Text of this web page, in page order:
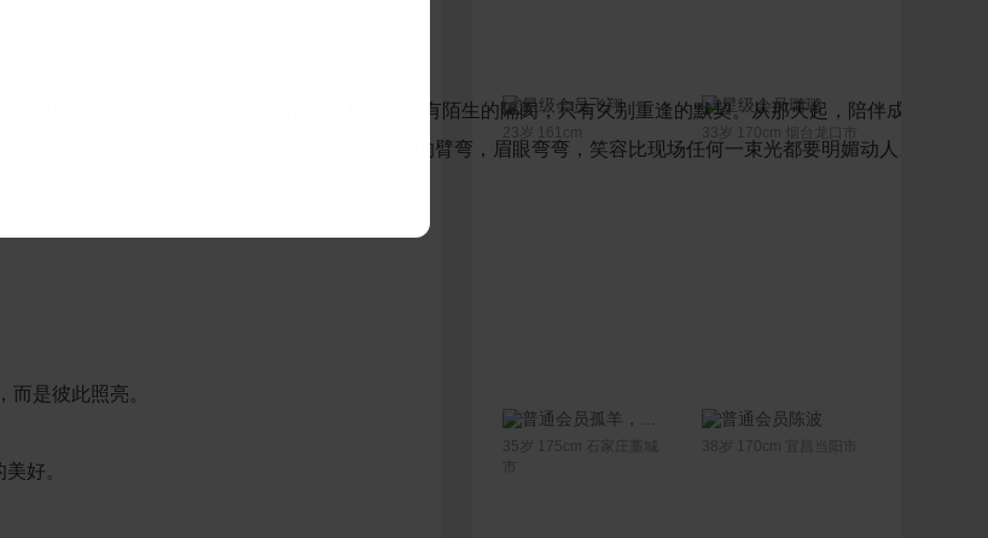
10 月 19 日，他们迎来了线下的初次相见，没有陌生的隔阂，只有久别重逢的默契。从那天起，陪伴成了彼此
，他身着笔挺礼服，站姿坚定挺拔；她挽着他的臂弯，眉眼弯弯，笑容比现场任何一束光都要明媚动人。
而是彼此照亮。
美好。
联系Ta
飞翔
23岁 161cm
联系Ta
璐璐
33岁 170cm 烟台龙口市
联系Ta孤羊，条件允许可以去女方那里工作。
35岁 175cm 石家庄藁城
联系Ta
陈波
38岁 170cm 宜昌当阳市